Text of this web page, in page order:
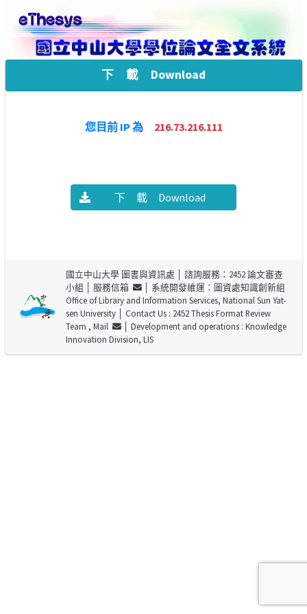
下 載 Download
您目前 IP 為 216.73.216.111
下 載 Download
國立中山大學 圖書與資訊處 │ 諮詢服務：2452 論文審查
小組 │ 服務信箱
│ 系統開發維運：圖資處知識創新組
Office of Library and Information Services, National Sun Yat-
sen University│ Contact Us : 2452 Thesis Format Review
Team , Mail
│ Development and operations : Knowledge
Innovation Division, LIS